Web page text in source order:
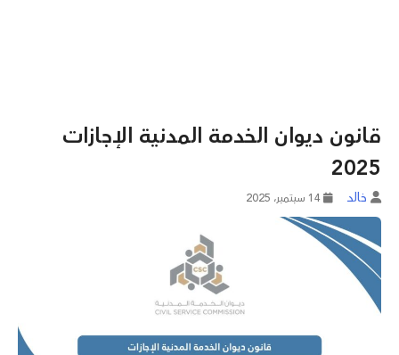
قانون ديوان الخدمة المدنية الإجازات
2025
خالد